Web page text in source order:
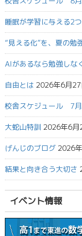
睡眠が学習に与える2
“見える化”を、夏の勉
AIがあるなら勉強しな
自由とは 2026年6月27
校舎スケジュール 7
大蛇山特訓 2026年6月
げんじのブログ 2026
結果と向き合う大切さ
イベント情報